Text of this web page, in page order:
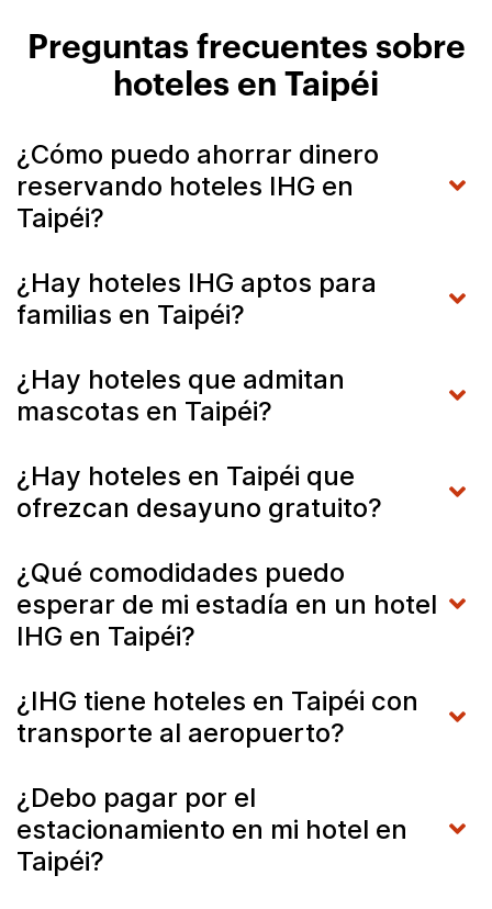
Preguntas frecuentes sobre
hoteles en Taipéi
¿Cómo puedo ahorrar dinero
reservando hoteles IHG en
Taipéi?
¿Hay hoteles IHG aptos para
familias en Taipéi?
¿Hay hoteles que admitan
mascotas en Taipéi?
¿Hay hoteles en Taipéi que
ofrezcan desayuno gratuito?
¿Qué comodidades puedo
esperar de mi estadía en un hotel
IHG en Taipéi?
¿IHG tiene hoteles en Taipéi con
transporte al aeropuerto?
¿Debo pagar por el
estacionamiento en mi hotel en
Taipéi?